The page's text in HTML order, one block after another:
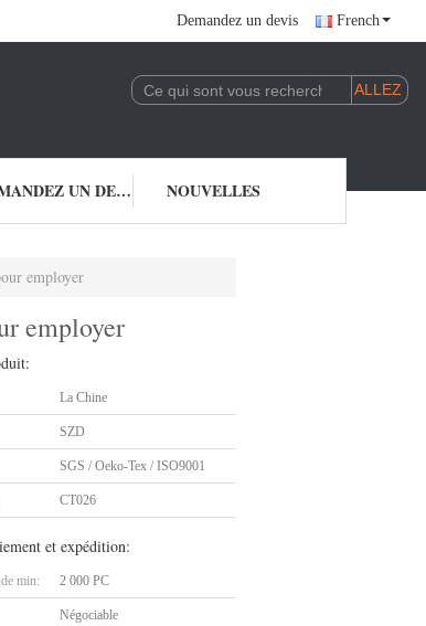
Demandez un devis French
DEMANDEZ UN DEVIS NOUVELLES
employer
employer
La Chine
SZD
SGS / Oeko-Tex / ISO9001
CT026
et expédition:
min: 2 000 PC
Négociable